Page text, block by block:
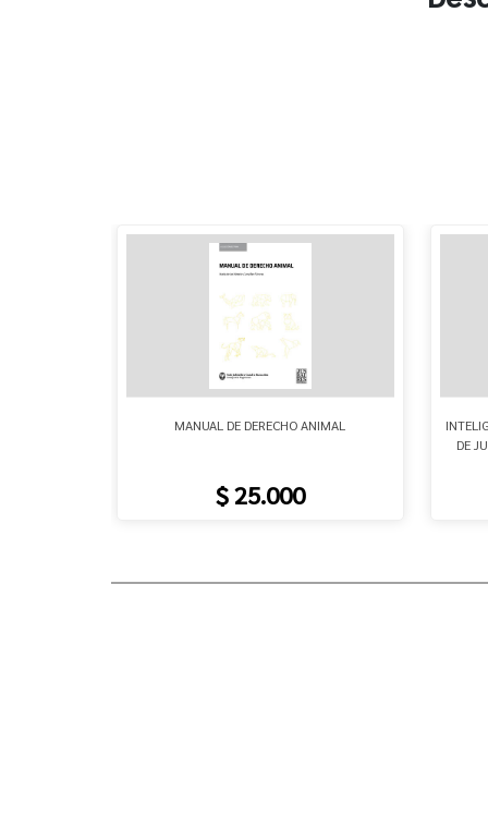
MANUAL DE DERECHO ANIMAL
$ 25.000
DE